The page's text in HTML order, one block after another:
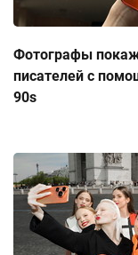
Фотографы
писателей с
90s